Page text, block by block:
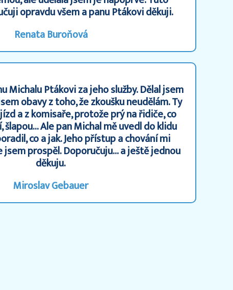
opravdu všem a panu Ptákovi děkuji.
Renata Buroňová
Michalu Ptákovi za jeho služby. Dělal jsem
obavy z toho, že zkoušku neudělám. Ty
a z komisaře, protože prý na řidiče, co
šlapou… Ale pan Michal mě uvedl do klidu
co a jak. Jeho přístup a chování mi
jsem prospěl. Doporučuju… a ještě jednou
děkuju.
Miroslav Gebauer